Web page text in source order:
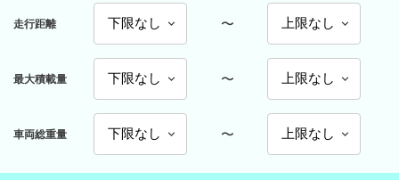
走行距離 〜
最大積載量 〜
車両総重量 〜